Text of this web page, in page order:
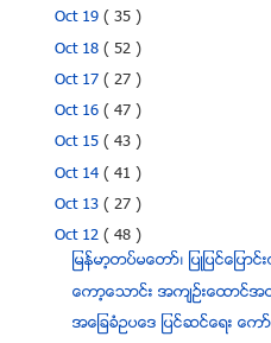
Oct 19( 35 )
Oct 18( 52 )
Oct 17( 27 )
Oct 16( 47 )
Oct 15( 43 )
Oct 14( 41 )
Oct 13( 27 )
Oct 12( 48 )
ျမန္မာ့တပ္မေတာ္၊ ျပဳျပင္ေျပာ
ေကာ့ေသာင္း အက်ဥ္းေထာင္အ
အေျခခံဥပေဒ ျပင္ဆင္ေရး